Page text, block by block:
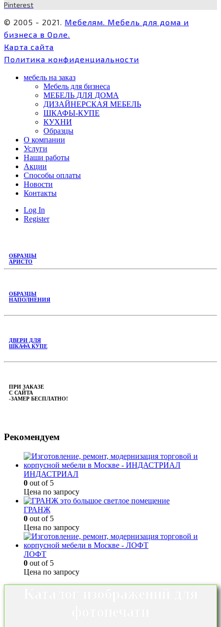
Pinterest
© 2005 - 2021. Мебелям. Мебель для дома и
бизнеса в Орле.
Карта сайта
Политика конфиденциальности
мебель на заказ
Мебель для бизнеса
МЕБЕЛЬ ДЛЯ ДОМА
ДИЗАЙНЕРСКАЯ МЕБЕЛЬ
ШКАФЫ-КУПЕ
КУХНИ
Образцы
О компании
Услуги
Наши работы
Акции
Способы оплаты
Новости
Контакты
Log In
Register
ОБРАЗЦЫ
АРИСТО
ОБРАЗЦЫ
НАПОЛНЕНИЯ
ДВЕРИ ДЛЯ
ШКАФА КУПЕ
ПРИ ЗАКАЗЕ
С САЙТА
-ЗАМЕР БЕСПЛАТНО!
Рекомендуем
ИНДАСТРИАЛ
0 out of 5
Цена по запросу
ГРАНЖ
0 out of 5
Цена по запросу
ЛОФТ
0 out of 5
Цена по запросу